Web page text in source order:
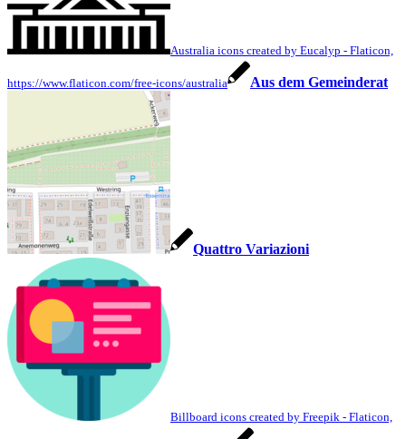
Australia icons created by Eucalyp - Flaticon,
https://www.flaticon.com/free-icons/australia Aus dem Gemeinderat
Quattro Variazioni
Billboard icons created by Freepik - Flaticon,